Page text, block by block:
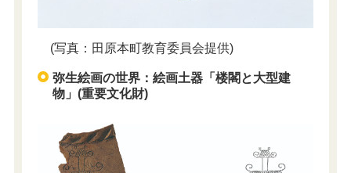
(写真：田原本町教育委員会提供)
弥生絵画の世界：絵画土器「楼閣と大型建
物」(重要文化財)